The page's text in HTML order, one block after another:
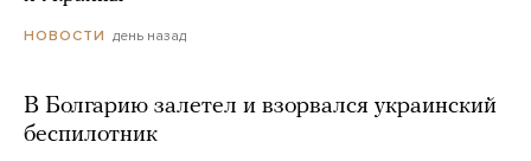
НОВОСТИ день назад
В Болгарию залетел и взорвался украинский
беспилотник